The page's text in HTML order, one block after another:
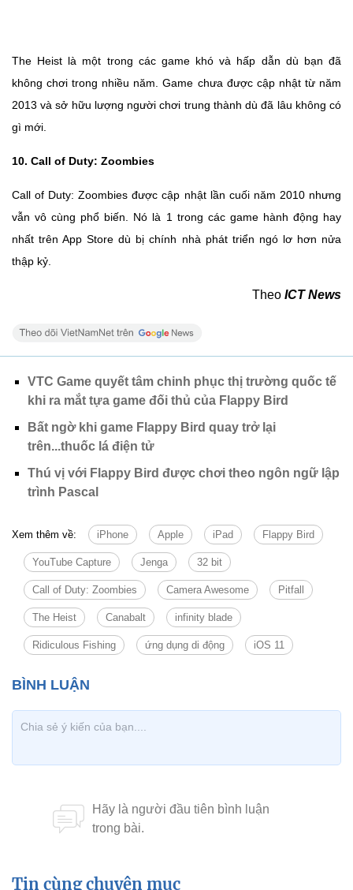
The Heist là một trong các game khó và hấp dẫn dù bạn đã
không chơi trong nhiều năm. Game chưa được cập nhật từ năm
2013 và sở hữu lượng người chơi trung thành dù đã lâu không có
gì mới.
10. Call of Duty: Zoombies
Call of Duty: Zoombies được cập nhật lần cuối năm 2010 nhưng
vẫn vô cùng phổ biến. Nó là 1 trong các game hành động hay
nhất trên App Store dù bị chính nhà phát triển ngó lơ hơn nửa
thập kỷ.
Theo ICT News
VTC Game quyết tâm chinh phục thị trường quốc tế
khi ra mắt tựa game đối thủ của Flappy Bird
Bất ngờ khi game Flappy Bird quay trở lại
trên...thuốc lá điện tử
Thú vị với Flappy Bird được chơi theo ngôn ngữ lập
trình Pascal
Xem thêm về: iPhone Apple iPad Flappy Bird
YouTube Capture Jenga 32 bit
Call of Duty: Zoombies Camera Awesome Pitfall
The Heist Canabalt infinity blade
Ridiculous Fishing ứng dụng di động iOS 11
Tin cùng chuyên mục